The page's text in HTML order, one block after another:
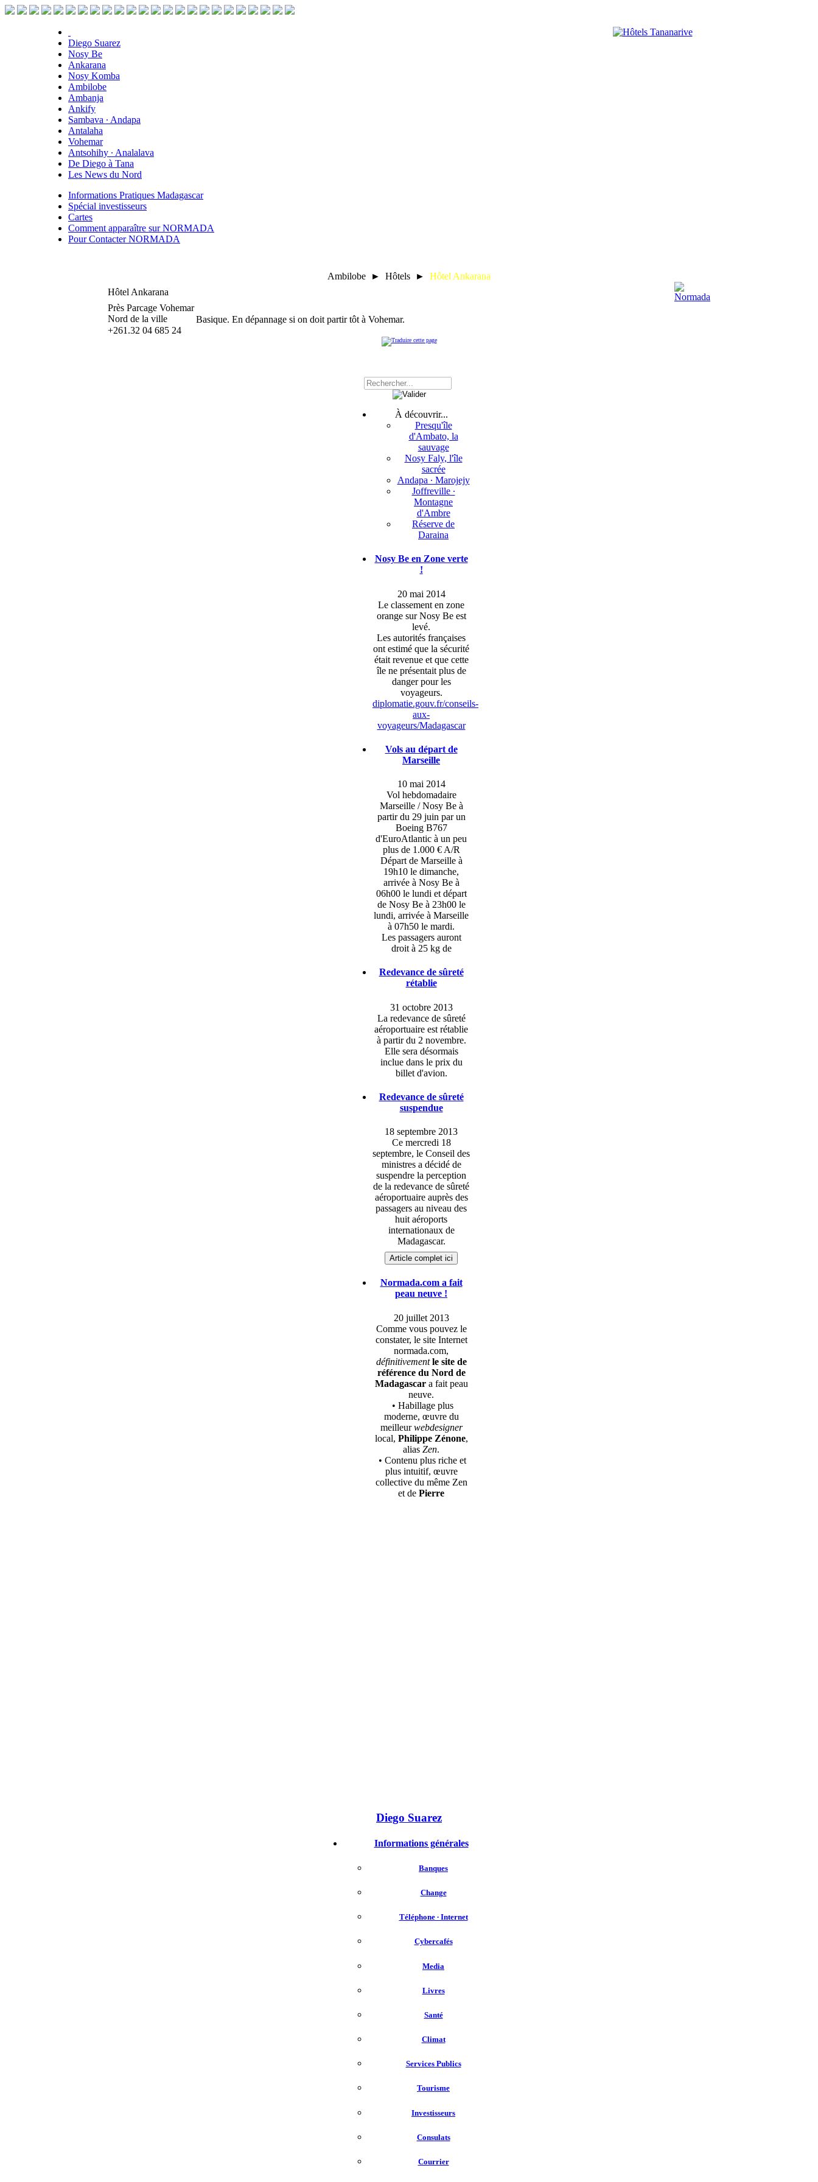
Diego Suarez
Nosy Be
Ankarana
Nosy Komba
Ambilobe
Ambanja
Ankify
Sambava ∙ Andapa
Antalaha
Vohemar
Antsohihy ∙ Analalava
De Diego à Tana
Les News du Nord
Informations Pratiques Madagascar
Spécial investisseurs
Cartes
Comment apparaître sur NORMADA
Pour Contacter NORMADA
Ambilobe ► Hôtels ► Hôtel Ankarana
Hôtel Ankarana
Près Parcage Vohemar
Nord de la ville
+261.32 04 685 24
Basique. En dépannage si on doit partir tôt à Vohemar.
À découvrir...
Presqu'île
d'Ambato, la
sauvage
Nosy Faly, l'île
sacrée
Andapa ∙ Marojejy
Joffreville ∙
Montagne
d'Ambre
Réserve de
Daraina
Nosy Be en Zone verte
!
20 mai 2014
Le classement en zone
orange sur Nosy Be est
levé.
Les autorités françaises
ont estimé que la sécurité
était revenue et que cette
île ne présentait plus de
danger pour les
voyageurs.
diplomatie.gouv.fr/conseils-
aux-
voyageurs/Madagascar
Vols au départ de
Marseille
10 mai 2014
Vol hebdomadaire
Marseille / Nosy Be à
partir du 29 juin par un
Boeing B767
d'EuroAtlantic à un peu
plus de 1.000 € A/R
Départ de Marseille à
19h10 le dimanche,
arrivée à Nosy Be à
06h00 le lundi et départ
de Nosy Be à 23h00 le
lundi, arrivée à Marseille
à 07h50 le mardi.
Les passagers auront
droit à 25 kg de
Redevance de sûreté
rétablie
31 octobre 2013
La redevance de sûreté
aéroportuaire est rétablie
à partir du 2 novembre.
Elle sera désormais
inclue dans le prix du
billet d'avion.
Redevance de sûreté
suspendue
18 septembre 2013
Ce mercredi 18
septembre, le Conseil des
ministres a décidé de
suspendre la perception
de la redevance de sûreté
aéroportuaire auprès des
passagers au niveau des
huit aéroports
internationaux de
Madagascar.
Article complet ici
Normada.com a fait
peau neuve !
20 juillet 2013
Comme vous pouvez le
constater, le site Internet
normada.com,
définitivement le site de
référence du Nord de
Madagascara fait peau
neuve.
• Habillage plus
moderne, œuvre du
meilleurwebdesigner
local, Philippe Zénone,
alias Zen.
• Contenu plus riche et
plus intuitif, œuvre
collective du même Zen
et de Pierre
Diego Suarez
Informations générales
Banques
Change
Téléphone ∙ Internet
Cybercafés
Media
Livres
Santé
Climat
Services Publics
Tourisme
Investisseurs
Consulats
Courrier